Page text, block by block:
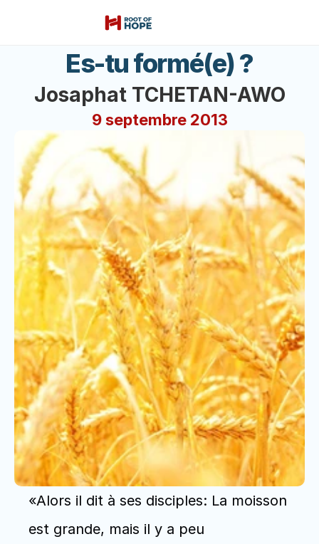
Es-tu formé(e) ?
Josaphat TCHETAN-AWO
9 septembre 2013
«Alors il dit à ses disciples: La moisson
est grande, mais il y a peu